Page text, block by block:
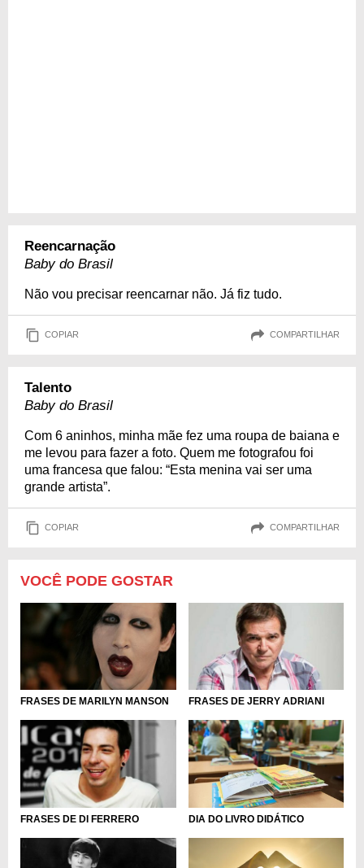
Reencarnação
Baby do Brasil
Não vou precisar reencarnar não. Já fiz tudo.
COPIAR COMPARTILHAR
Talento
Baby do Brasil
Com 6 aninhos, minha mãe fez uma roupa de baiana e
me levou para fazer a foto. Quem me fotografou foi
uma francesa que falou: “Esta menina vai ser uma
grande artista”.
COPIAR COMPARTILHAR
VOCÊ PODE GOSTAR
FRASES DE MARILYN MANSON FRASES DE JERRY ADRIANI
FRASES DE DI FERRERO DIA DO LIVRO DIDÁTICO